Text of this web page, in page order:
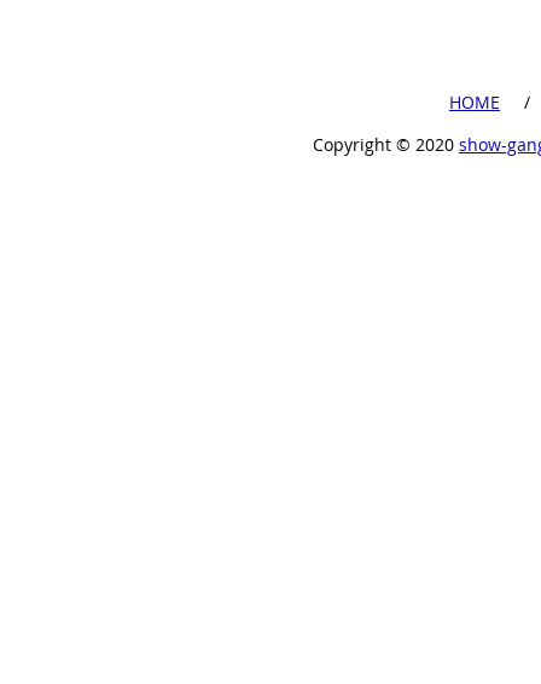
​HOME
​ /
Copyright ©︎ 2020 show-